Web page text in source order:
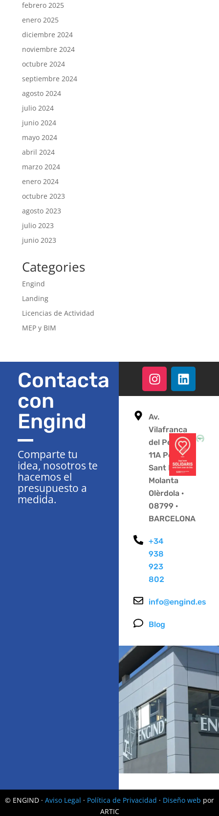
febrero 2025
enero 2025
diciembre 2024
noviembre 2024
octubre 2024
septiembre 2024
agosto 2024
julio 2024
junio 2024
mayo 2024
abril 2024
marzo 2024
enero 2024
octubre 2023
agosto 2023
julio 2023
junio 2023
Categories
Engind
Landing
Licencias de Actividad
MEP y BIM
Contacta
con
Engind
Comparte tu
idea, nosotros te
hacemos el
presupuesto a
medida.
Av.
Vilafranca
del Penedès
11A Polígono
Sant Pere
Molanta
Olèrdola ·
08799 ·
BARCELONA
+34
938
923
802
info@engind.es
Blog
© ENGIND · Aviso Legal · Política de Privacidad · Diseño web por
ARTIC